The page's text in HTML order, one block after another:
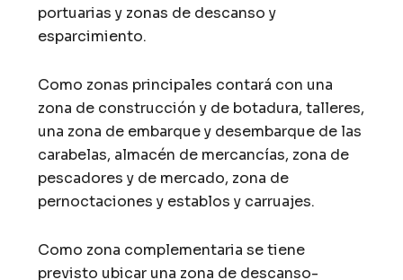
portuarias y zonas de descanso y
esparcimiento.
Como zonas principales contará con una
zona de construcción y de botadura, talleres,
una zona de embarque y desembarque de las
carabelas, almacén de mercancías, zona de
pescadores y de mercado, zona de
pernoctaciones y establos y carruajes.
Como zona complementaria se tiene
previsto ubicar una zona de descanso-